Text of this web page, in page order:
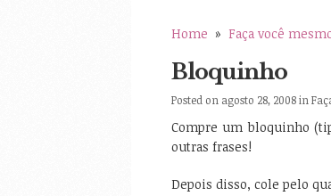
Home » Faça você
Bloquinho
Posted on agosto 28, 2008 in
Compre um bloquinho
outras frases!
Depois disso, cole pelo